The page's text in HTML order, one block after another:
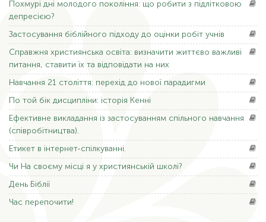
Похмурі дні молодого покоління: що робити з підлітковою
депресією?
Застосування біблійного підходу до оцінки робіт учнів
Справжня християнська освіта: визначити життєво важливі
питання, ставити їх та відповідати на них
Навчання 21 століття: перехід до нової парадигми
По той бік дисципліни: історія Кенні
Ефективне викладання із застосуванням спільного навчання
(співробітництва).
Етикет в інтернет-спілкуванні.
Чи На своєму місці я у християнській школі?
День Біблії
Час перепочити!